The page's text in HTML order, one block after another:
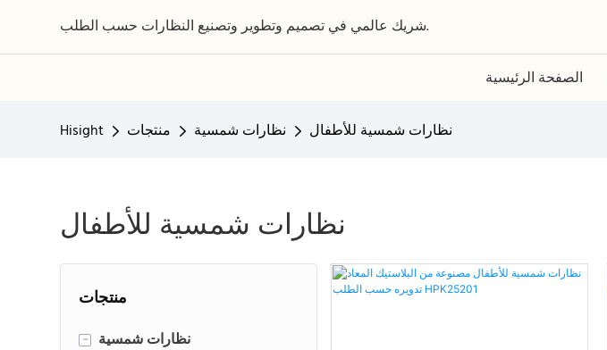
شريك عالمي في تصميم وتطوير وتصنيع النظارات حسب الطلب.
الصفحة الرئيسية
Hisight منتجات نظارات شمسية نظارات شمسية للأطفال
نظارات شمسية للأطفال
منتجات
-
نظارات شمسية